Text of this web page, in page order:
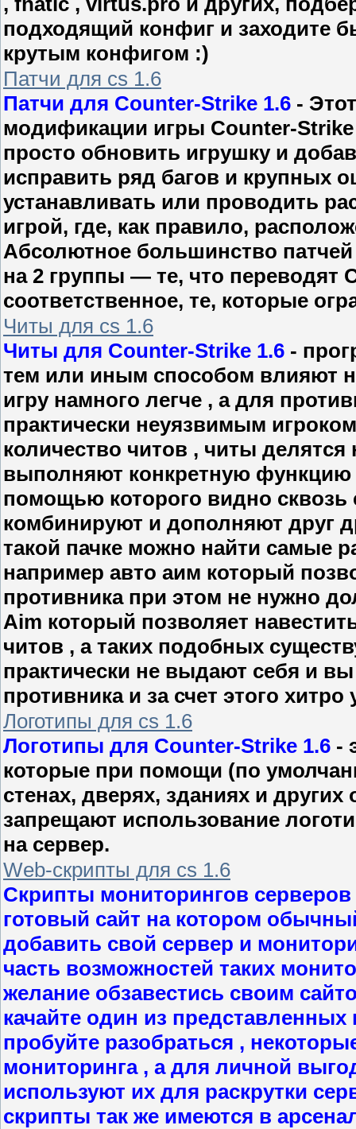
подходящий конфиг и заходите
крутым конфигом :)
Патчи для cs 1.6
Патчи для Counter-Strike 1.6 -
модификации игры Counter-
просто обновить игрушку и
исправить ряд багов и крупных
устанавливать или проводить
игрой, где, как правило,
Абсолютное большинство
на 2 группы — те, что переводят
соответственное, те, которые
Читы для cs 1.6
Читы для Counter-Strike 1.6 -
тем или иным способом влияют
игру намного легче , а для
практически неуязвимым
количество читов , читы
выполняют конкретную функцию
помощью которого видно сквозь
комбинируют и дополняют друг
такой пачке можно найти самые
например авто аим который
противника при этом не нужно
Aim который позволяет
читов , а таких подобных
практически не выдают себя и
противника и за счет этого хитро
Логотипы для cs 1.6
Логотипы для Counter-Strike 1.6 -
которые при помощи (по
стенах, дверях, зданиях и
запрещают использование
на сервер.
Web-скрипты для cs 1.6
Скрипты мониторингов серверов
готовый сайт на котором
добавить свой сервер и
часть возможностей таких
желание обзавестись своим
качайте один из представленных
пробуйте разобраться ,
мониторинга , а для личной
используют их для раскрутки
скрипты так же имеются в